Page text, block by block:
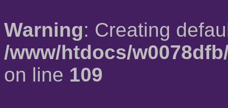
Warning: Creating
/www/htdocs/
on line 109